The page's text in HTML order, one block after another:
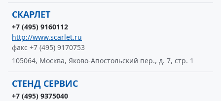
СКАРЛЕТ
+7 (495) 9160112
http://www.scarlet.ru
факс +7 (495) 9170753
105064, Москва, Яково-Апостольский пер., д. 7, стр. 1
СТЕНД СЕРВИС
+7 (495) 9375040